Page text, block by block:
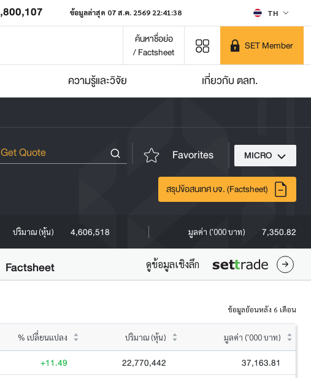
ข้อมูลล่าสุด 07 ส.ค. 2569 22:41:38 TH
ค้นหาชื่อย่อ
/ Factsheet
SET Member
ความรู้และวิจัย เกี่ยวกับ ตลท.
Favorites MICRO
สรุปข้อสนเทศ บจ. (Factsheet)
ปริมาณ (หุ้น) 4,606,518 มูลค่า ('000 บาท) 7,350.82
Factsheet ดูข้อมูลเชิงลึก
ข้อมูลย้อนหลัง 6 เดือน
% เปลี่ยนแปลง ปริมาณ (หุ้น) มูลค่า ('000 บาท)
+11.49 22,770,442
37,163.81